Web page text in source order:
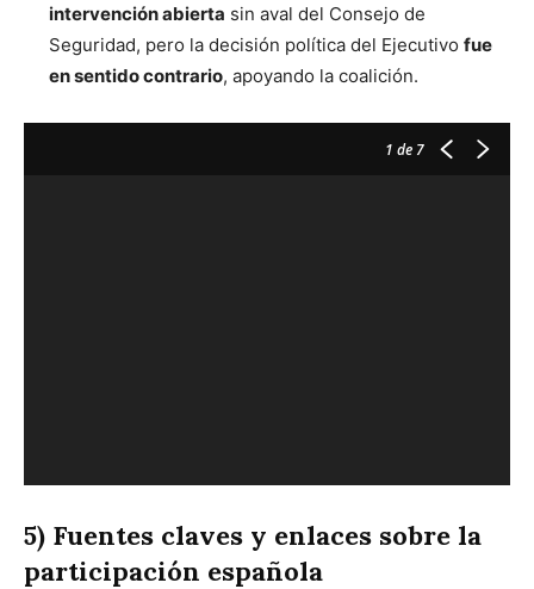
intervención abierta sin aval del Consejo de
Seguridad, pero la decisión política del Ejecutivo fue
en sentido contrario, apoyando la coalición.
1 de 7
5) Fuentes claves y enlaces sobre la
participación española